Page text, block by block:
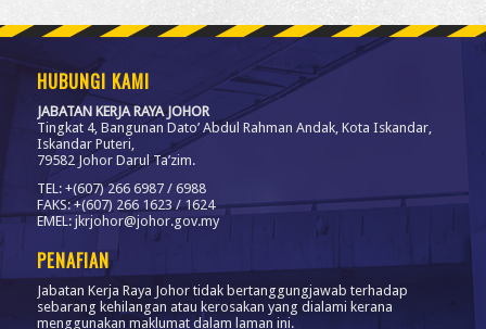
HUBUNGI KAMI
JABATAN KERJA RAYA JOHOR
Tingkat 4, Bangunan Dato’ Abdul Rahman Andak, Kota Iskandar,
Iskandar Puteri,
79582 Johor Darul Ta’zim.
TEL: +(607) 266 6987 / 6988
FAKS: +(607) 266 1623 / 1624
EMEL: jkrjohor@johor.gov.my
PENAFIAN
Jabatan Kerja Raya Johor tidak bertanggungjawab terhadap
sebarang kehilangan atau kerosakan yang dialami kerana
menggunakan maklumat dalam laman ini.